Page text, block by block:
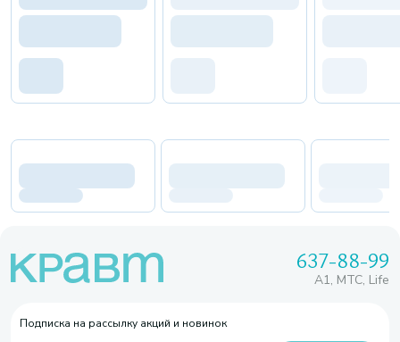
637-88-99
A1, МТС, Life
Подписка на рассылку акций и новинок